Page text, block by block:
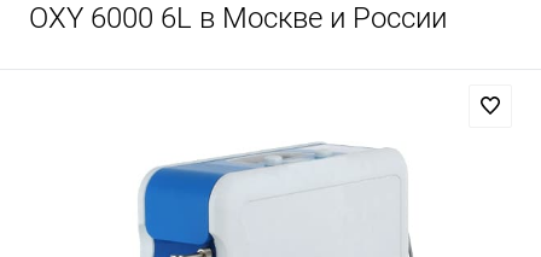
OXY 6000 6L в Москве и России